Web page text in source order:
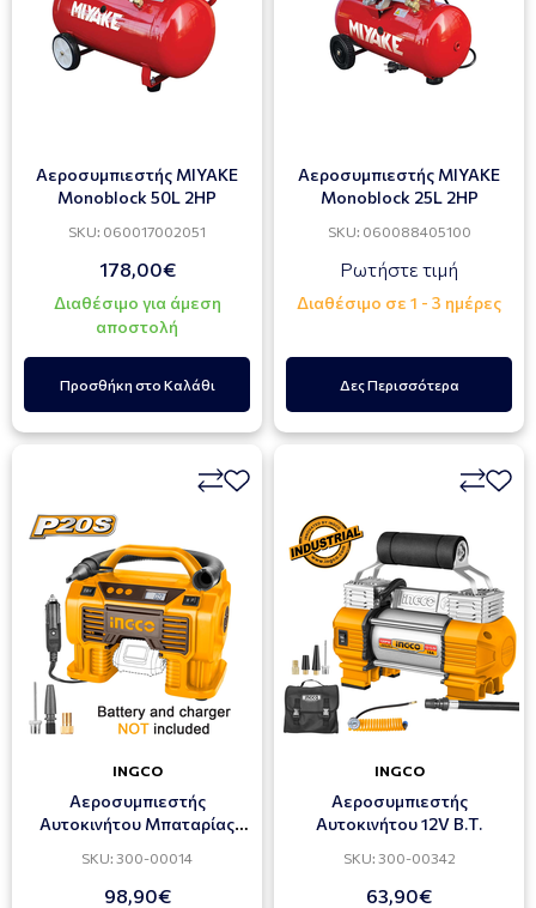
Αεροσυμπιεστής ΜIYAKE
Μonoblock 50L 2HP
SKU: 060017002051
178,00€
Διαθέσιμο για άμεση
αποστολή
Προσθήκη στο Καλάθι
Αεροσυμπιεστής ΜIYAKE
Μonoblock 25L 2HP
SKU: 060088405100
Ρωτήστε τιμή
Διαθέσιμο σε 1 - 3 ημέρες
Δες Περισσότερα
INGCO
Αεροσυμπιεστής
Αυτοκινήτου Μπαταρίας
SKU: 300-00014
98,90€
INGCO
Αεροσυμπιεστής
Αυτοκινήτου 12V Β.Τ.
SKU: 300-00342
63,90€